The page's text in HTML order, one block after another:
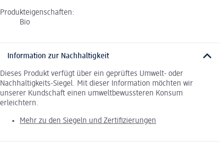
Produkteigenschaften:
Bio
Information zur Nachhaltigkeit
Dieses Produkt verfügt über ein geprüftes Umwelt- oder
Nachhaltigkeits-Siegel. Mit dieser Information möchten wir
unserer Kundschaft einen umweltbewussteren Konsum
erleichtern.
Mehr zu den Siegeln und Zertifizierungen